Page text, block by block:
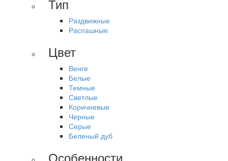
Тип
Раздвижные
Распашные
Цвет
Венге
Белые
Темные
Светлые
Коричневые
Черные
Серые
Беленый дуб
Особенности